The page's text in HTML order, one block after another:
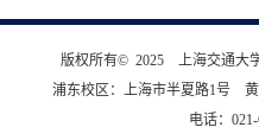
版权所有© 2025 上海交通大
浦东校区：上海市半夏路1号
电话：